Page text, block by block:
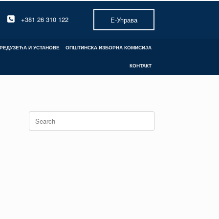
+381 26 310 122 Е-Управа
И УСТАНОВЕ ОПШТИНСКА ИЗБОРНА КОМИСИЈА
КОНТАКТ
Search
for: